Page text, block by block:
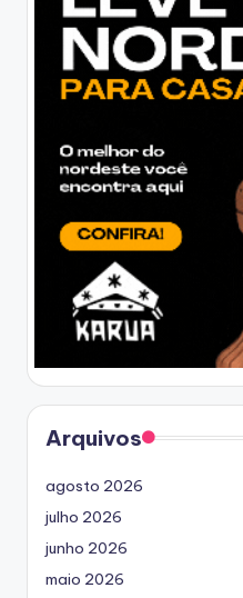
Arquivos
agosto 2026
julho 2026
junho 2026
maio 2026